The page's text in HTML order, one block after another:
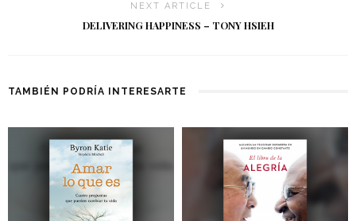
NEXT ARTICLE
DELIVERING HAPPINESS – TONY HSIEH
TAMBIÉN PODRÍA INTERESARTE